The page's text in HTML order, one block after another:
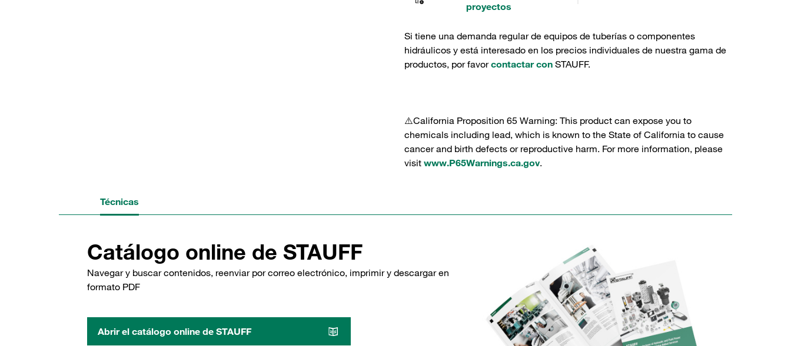
proyectos
Si tiene una demanda regular de equipos de tuberías o componentes
hidráulicos y está interesado en los precios individuales de nuestra gama de
productos, por favorcontactar con STAUFF.
⚠️California Proposition 65 Warning: This product can expose you to
chemicals including lead, which is known to the State of California to cause
cancer and birth defects or reproductive harm. For more information, please
visit www.P65Warnings.ca.gov.
Técnicas
Catálogo online de STAUFF
Navegar y buscar contenidos, reenviar por correo electrónico, imprimir y descargar en
formato PDF
Abrir el catálogo online de STAUFF